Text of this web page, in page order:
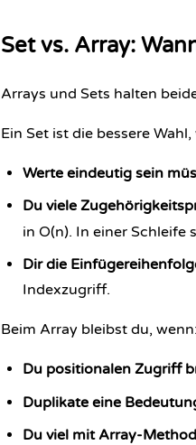
Set vs. Array:
Arrays und Sets halten
Ein Set ist die bessere Wahl,
Werte eindeutig sein
Du viele
in O(n). In einer Schleife
Dir die
Indexzugriff.
Beim Array bleibst du, wenn:
Du positionalen Zugriff
Duplikate eine
Du viel mit Array-